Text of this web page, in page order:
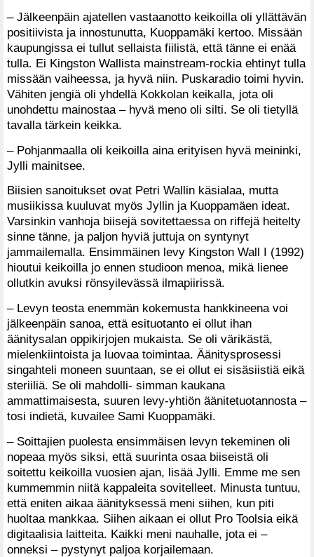
– Jälkeenpäin ajatellen vastaanotto keikoilla oli yllättävän
positiivista ja innostunutta, Kuoppamäki kertoo. Missään
kaupungissa ei tullut sellaista fiilistä, että tänne ei enää
tulla. Ei Kingston Wallista mainstream-rockia ehtinyt tulla
missään vaiheessa, ja hyvä niin. Puskaradio toimi hyvin.
Vähiten jengiä oli yhdellä Kokkolan keikalla, jota oli
unohdettu mainostaa – hyvä meno oli silti. Se oli tietyllä
tavalla tärkein keikka.
– Pohjanmaalla oli keikoilla aina erityisen hyvä meininki,
Jylli mainitsee.
Biisien sanoitukset ovat Petri Wallin käsialaa, mutta
musiikissa kuuluvat myös Jyllin ja Kuoppamäen ideat.
Varsinkin vanhoja biisejä sovitettaessa on riffejä heitelty
sinne tänne, ja paljon hyviä juttuja on syntynyt
jammailemalla. Ensimmäinen levy Kingston Wall I (1992)
hioutui keikoilla jo ennen studioon menoa, mikä lienee
ollutkin avuksi rönsyilevässä ilmapiirissä.
– Levyn teosta enemmän kokemusta hankkineena voi
jälkeenpäin sanoa, että esituotanto ei ollut ihan
äänitysalan oppikirjojen mukaista. Se oli värikästä,
mielenkiintoista ja luovaa toimintaa. Äänitysprosessi
singahteli moneen suuntaan, se ei ollut ei sisäsiistiä eikä
steriiliä. Se oli mahdolli- simman kaukana
ammattimaisesta, suuren levy-yhtiön äänitetuotannosta –
tosi indietä, kuvailee Sami Kuoppamäki.
– Soittajien puolesta ensimmäisen levyn tekeminen oli
nopeaa myös siksi, että suurinta osaa biiseistä oli
soitettu keikoilla vuosien ajan, lisää Jylli. Emme me sen
kummemmin niitä kappaleita sovitelleet. Minusta tuntuu,
että eniten aikaa äänityksessä meni siihen, kun piti
huoltaa mankkaa. Siihen aikaan ei ollut Pro Toolsia eikä
digitaalisia laitteita. Kaikki meni nauhalle, jota ei –
onneksi – pystynyt paljoa korjailemaan.